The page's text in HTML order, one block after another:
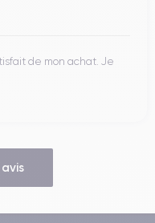
de mon achat. Je